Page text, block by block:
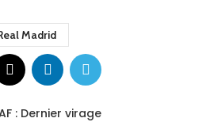
Madrid
: Dernier virage